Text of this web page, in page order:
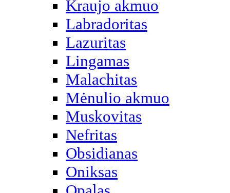
Kraujo akmuo
Labradoritas
Lazuritas
Lingamas
Malachitas
Mėnulio akmuo
Muskovitas
Nefritas
Obsidianas
Oniksas